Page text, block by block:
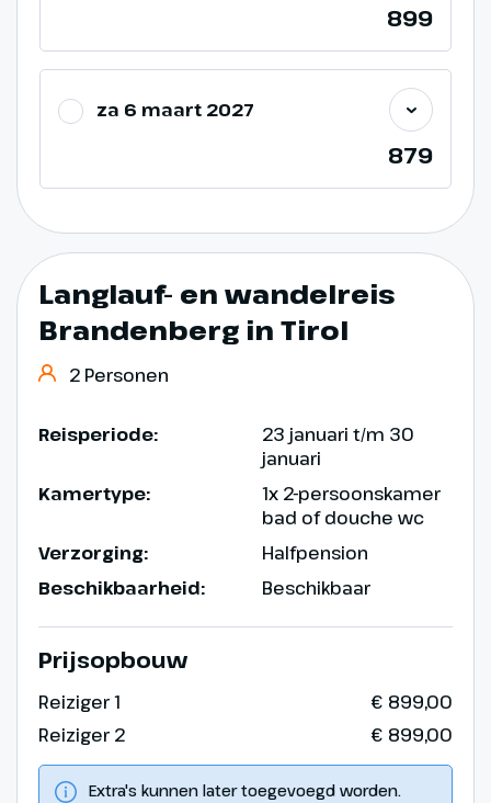
899
za 6 maart 2027
879
Langlauf- en wandelreis
Brandenberg in Tirol
2 Personen
Reisperiode:
23 januari t/m 30
januari
Kamertype:
1x 2-persoonskamer
bad of douche wc
Verzorging:
Halfpension
Beschikbaarheid:
Beschikbaar
Prijsopbouw
Reiziger 1
€ 899,00
Reiziger 2
€ 899,00
Extra's kunnen later toegevoegd worden.